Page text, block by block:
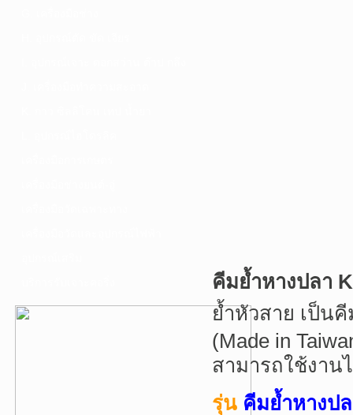
คีมย้ำหางปลา
ย้ำหัวสาย เป็น
(Made in
สามารถใช้งาน
รุ่น คีมย้ำหางป